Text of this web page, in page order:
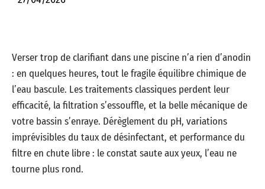
Verser trop de clarifiant dans une piscine n’a rien d’anodin
: en quelques heures, tout le fragile équilibre chimique de
l’eau bascule. Les traitements classiques perdent leur
efficacité, la filtration s’essouffle, et la belle mécanique de
votre bassin s’enraye. Dérèglement du pH, variations
imprévisibles du taux de désinfectant, et performance du
filtre en chute libre : le constat saute aux yeux, l’eau ne
tourne plus rond.